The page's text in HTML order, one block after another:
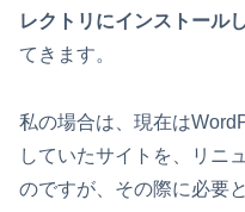
レクトリにインストール
てきます。
私の場合は、現在は
していたサイトを、リニ
のですが、その際に必要